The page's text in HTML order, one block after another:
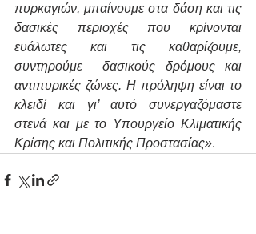
πυρκαγιών, μπαίνουμε στα δάση και τις
δασικές περιοχές που κρίνονται
ευάλωτες και τις καθαρίζουμε,
συντηρούμε  δασικούς δρόμους και
αντιπυρικές ζώνες. Η πρόληψη είναι το
κλειδί και γι’ αυτό συνεργαζόμαστε
στενά και με το Υπουργείο Κλιματικής
Κρίσης και Πολιτικής Προστασίας».